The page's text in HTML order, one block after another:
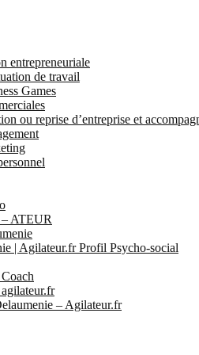
entrepreneuriale
de travail
Games
ou reprise d’entreprise et
ATEUR
| Agilateur.fr Profil Psycho-social
– Agilateur.fr